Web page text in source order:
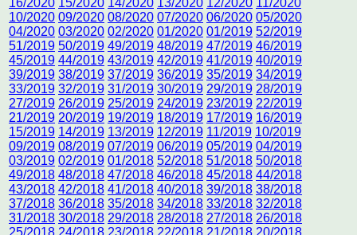
16/2020 15/2020 14/2020 13/2020 12/2020 11/2020
10/2020 09/2020 08/2020 07/2020 06/2020 05/2020
04/2020 03/2020 02/2020 01/2020 01/2019 52/2019
51/2019 50/2019 49/2019 48/2019 47/2019 46/2019
45/2019 44/2019 43/2019 42/2019 41/2019 40/2019
39/2019 38/2019 37/2019 36/2019 35/2019 34/2019
33/2019 32/2019 31/2019 30/2019 29/2019 28/2019
27/2019 26/2019 25/2019 24/2019 23/2019 22/2019
21/2019 20/2019 19/2019 18/2019 17/2019 16/2019
15/2019 14/2019 13/2019 12/2019 11/2019 10/2019
09/2019 08/2019 07/2019 06/2019 05/2019 04/2019
03/2019 02/2019 01/2018 52/2018 51/2018 50/2018
49/2018 48/2018 47/2018 46/2018 45/2018 44/2018
43/2018 42/2018 41/2018 40/2018 39/2018 38/2018
37/2018 36/2018 35/2018 34/2018 33/2018 32/2018
31/2018 30/2018 29/2018 28/2018 27/2018 26/2018
25/2018 24/2018 23/2018 22/2018 21/2018 20/2018